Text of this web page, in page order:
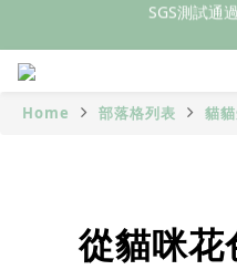
全館滿
全館滿
Home 部落格列表 貓
從貓咪